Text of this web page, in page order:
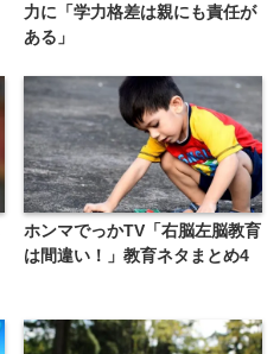
力に「学力格差は親にも責任が
ある」
ホンマでっかTV「右脳左脳教育
は間違い！」教育ネタまとめ4